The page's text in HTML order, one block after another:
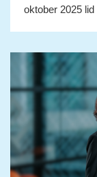
oktober 2025